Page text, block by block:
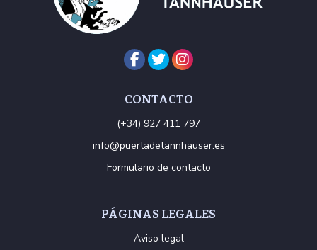
CONTACTO
(+34) 927 411 797
info@puertadetannhauser.es
Formulario de contacto
PÁGINAS LEGALES
Aviso legal